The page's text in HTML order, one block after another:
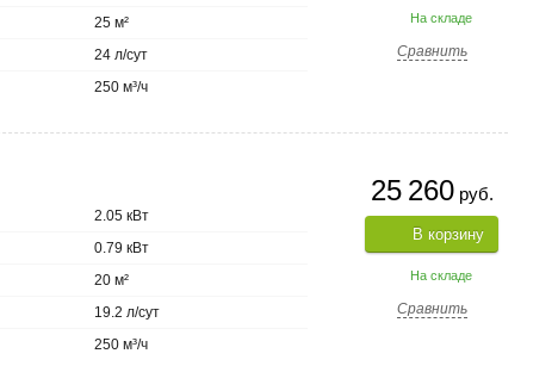
На складе
Сравнить
25 м²
24 л/сут
250 м³/ч
25 260руб.
В корзину
На складе
Сравнить
2.05 кВт
0.79 кВт
20 м²
19.2 л/сут
250 м³/ч